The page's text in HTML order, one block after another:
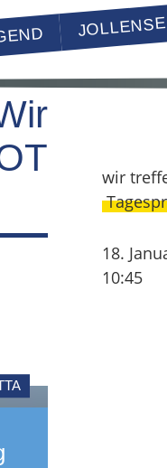
wir
18.
10:45